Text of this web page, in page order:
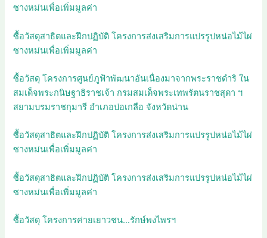
ซางหม่นเพื่อเพิ่มมูลค่า
ซื้อวัสดุสาธิตและฝึกปฏิบัติ โครงการส่งเสริมการแปรรูปหน่อไม้ไผ่
ซางหม่นเพื่อเพิ่มมูลค่า
ซื้อวัสดุ โครงการศูนย์ภูฟ้าพัฒนาอันเนื่องมาจากพระราชดำริ ใน
สมเด็จพระกนิษฐาธิราชเจ้า กรมสมเด็จพระเทพรัตนราชสุดา ฯ
สยามบรมราชกุมารี อำเภอบ่อเกลือ จังหวัดน่าน
ซื้อวัสดุสาธิตและฝึกปฏิบัติ โครงการส่งเสริมการแปรรูปหน่อไม้ไผ่
ซางหม่นเพื่อเพิ่มมูลค่า
ซื้อวัสดุสาธิตและฝึกปฏิบัติ โครงการส่งเสริมการแปรรูปหน่อไม้ไผ่
ซางหม่นเพื่อเพิ่มมูลค่า
ซื้อวัสดุ โครงการค่ายเยาวชน…รักษ์พงไพรฯ